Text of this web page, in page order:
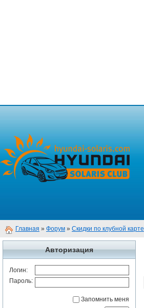
Главная » Форум » Скидки по клубной карте
Авторизация
Логин:
Пароль:
Запомнить меня